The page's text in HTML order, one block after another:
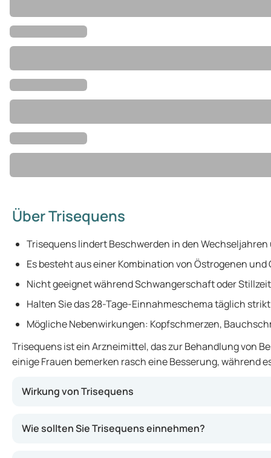
Über Trisequens
Trisequens lindert Beschwerden in den
Es besteht aus einer Kombination von Östrogenen und
Nicht geeignet während Schwangerschaft oder
Halten Sie das 28-Tage-Einnahmeschema täglich
Mögliche Nebenwirkungen: Kopfschmerzen,
Trisequens ist ein Arzneimittel, das zur Behandlung von
einige Frauen bemerken rasch eine Besserung, während
Wirkung von Trisequens
Wie sollten Sie Trisequens einnehmen?